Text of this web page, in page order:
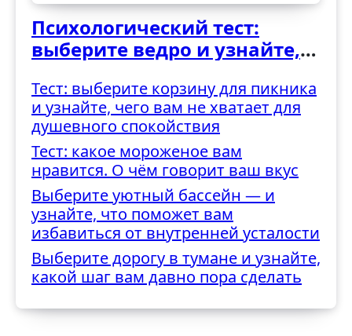
Психологический тест:
выберите ведро и узнайте,
трудностями
Тест: выберите корзину для пикника
и узнайте, чего вам не хватает для
душевного спокойствия
Тест: какое мороженое вам
нравится. О чём говорит ваш вкус
Выберите уютный бассейн — и
узнайте, что поможет вам
избавиться от внутренней усталости
Выберите дорогу в тумане и узнайте,
какой шаг вам давно пора сделать